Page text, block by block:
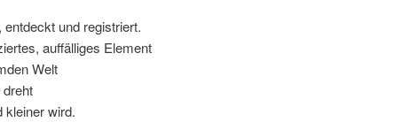
und registriert.
auffälliges Element
Welt
kleiner wird.